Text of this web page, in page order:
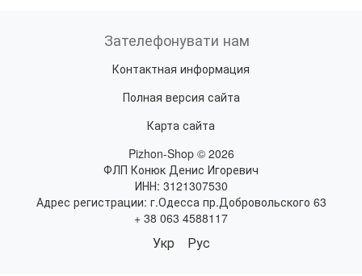
Зателефонувати нам
Контактная информация
Полная версия сайта
Карта сайта
Pizhon-Shop © 2026
ФЛП Конюк Денис Игоревич
ИНН: 3121307530
Адрес регистрации: г.Одесса пр.Добровольского 63
+ 38 063 4588117
Укр Рус